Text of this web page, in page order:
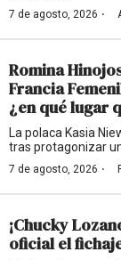
7 de agosto, 2026 ·
Romina
Francia
¿en qué lugar
La polaca Kasia
tras protagonizar
7 de agosto, 2026 ·
¡Chucky
oficial el